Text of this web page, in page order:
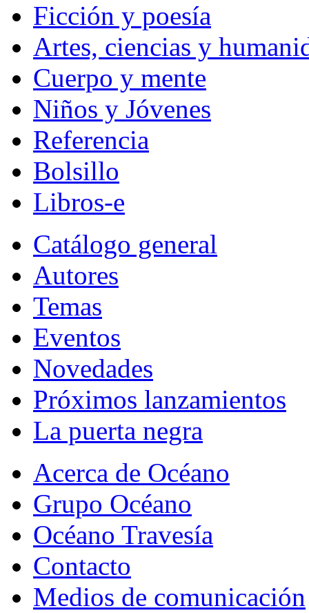
Ficción y poesía
Artes, ciencias y
Cuerpo y mente
Niños y Jóvenes
Referencia
Bolsillo
Libros-e
Catálogo general
Autores
Temas
Eventos
Novedades
Próximos lanzamientos
La puerta negra
Acerca de Océano
Grupo Océano
Océano Travesía
Contacto
Medios de comunicación